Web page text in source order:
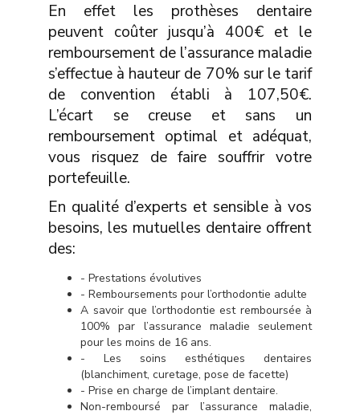
En effet les prothèses dentaire
peuvent coûter jusqu’à 400€ et le
remboursement de l’assurance maladie
s’effectue à hauteur de 70% sur le tarif
de convention établi à 107,50€.
L’écart se creuse et sans un
remboursement optimal et adéquat,
vous risquez de faire souffrir votre
portefeuille.
En qualité d’experts et sensible à vos
besoins, les mutuelles dentaire offrent
des:
- Prestations évolutives
- Remboursements pour l’orthodontie adulte
A savoir que l’orthodontie est remboursée à
100% par l’assurance maladie seulement
pour les moins de 16 ans.
- Les soins esthétiques dentaires
(blanchiment, curetage, pose de facette)
- Prise en charge de l’implant dentaire.
Non-remboursé par l’assurance maladie,